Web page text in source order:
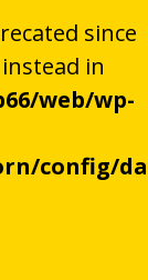
since
instead in
web/wp-
config/